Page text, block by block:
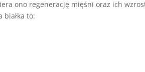
ono regenerację mięśni oraz ich
białka to: